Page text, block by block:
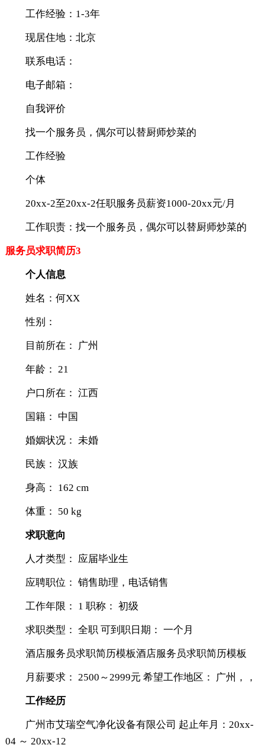
工作经验：1-3年
现居住地：北京
联系电话：
电子邮箱：
自我评价
找一个服务员，偶尔可以替厨师炒菜的
工作经验
个体
20xx-2至20xx-2任职服务员薪资1000-20xx元/月
工作职责：找一个服务员，偶尔可以替厨师炒菜的
服务员求职简历3
个人信息
姓名：何XX
性别：
目前所在： 广州
年龄： 21
户口所在： 江西
国籍： 中国
婚姻状况： 未婚
民族： 汉族
身高： 162 cm
体重： 50 kg
求职意向
人才类型： 应届毕业生
应聘职位： 销售助理，电话销售
工作年限： 1 职称： 初级
求职类型： 全职 可到职日期： 一个月
酒店服务员求职简历模板酒店服务员求职简历模板
月薪要求： 2500～2999元 希望工作地区： 广州，，
工作经历
广州市艾瑞空气净化设备有限公司 起止年月：20xx-
04 ～ 20xx-12